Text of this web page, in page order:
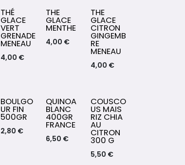
THÉ
GLACE
VERT
GRENADE
MENEAU
4,00 €
THE
GLACE
MENTHE
4,00 €
THE
GLACE
CITRON
GINGEMB
RE
MENEAU
4,00 €
BOULGO
UR FIN
500GR
2,80 €
QUINOA
BLANC
400GR
FRANCE
6,50 €
COUSCO
US MAIS
RIZ CHIA
AU
CITRON
300 G
5,50 €